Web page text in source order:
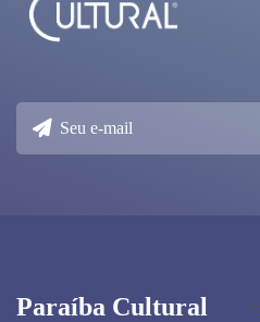
Paraíba Cultural